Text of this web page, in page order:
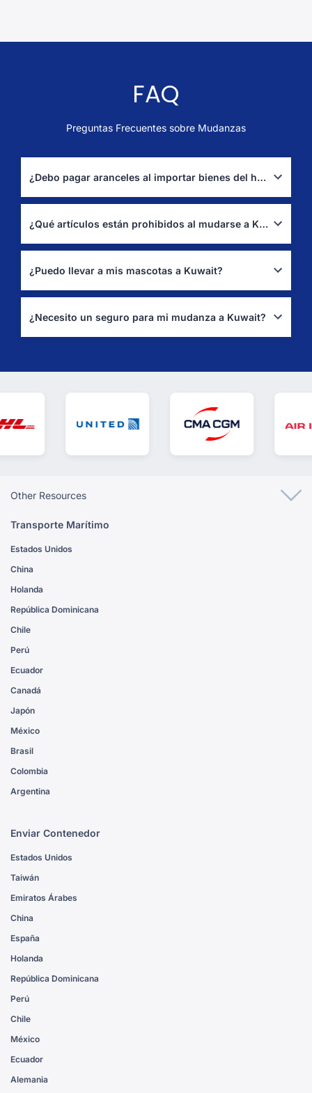
FAQ
Preguntas Frecuentes sobre Mudanzas
¿Debo pagar aranceles al importar bienes del hogar a Kuwait?
Consulta las directrices de Kuwait Customs para franquicias y
documentación de menaje de casa. (Kuwait Customs) ¿Qué artículos están prohibidos al mudarse a Kuwait?
Revisa las listas de bienes prohibidos o restringidos antes de
organizar tu envío.
(Kuwait Customs – Prohibitions)
¿Puedo llevar a mis mascotas a Kuwait?
Sí, con permiso de importación y requisitos veterinarios ante la
autoridad competente.
(PAAF Kuwait)
¿Necesito un seguro para mi mudanza a Kuwait?
Other Resources
Transporte Marítimo
Estados Unidos
China
Holanda
República Dominicana
Chile
Perú
Ecuador
Canadá
Japón
México
Brasil
Colombia
Argentina
Enviar Contenedor
Estados Unidos
Taiwán
Emiratos Árabes
China
España
Holanda
República Dominicana
Perú
Chile
México
Ecuador
Alemania